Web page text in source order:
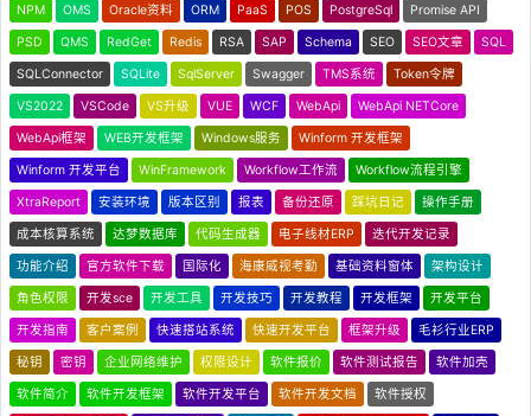
NPM OMS Oracle资料 ORM PaaS POS PostgreSql Promise API
PSD QMS RedGet Redis RSA SAP Schema SEO SEO文章 SQL
SQLConnector SQLite SqlServer Swagger TMS系统 Token令牌
VS2022 VSCode VS升级 VUE WCF WebApi WebApi NETCore
WebApi框架 WEB开发框架 Windows服务 Winform 开发框架
Winform 开发平台 WinFramework Workflow工作流 Workflow流程引擎
XtraReport 安装环境 版本区别 报表 备份还原 踩坑日记 操作手册
成本核算系统 达梦数据库 代码生成器 电子线材ERP 迭代开发记录
功能介绍 官方软件下载 国际化 海康威视考勤 基础资料窗体 架构设计
角色权限 开发sce 开发工具 开发技巧 开发教程 开发框架 开发平台
开发指南 客户案例 快速搭站系统 快速开发平台 框架升级 毛衫行业ERP
秘钥 密钥 企业网络维护 权限设计 软件报价 软件测试报告 软件加壳
软件简介 软件开发框架 软件开发平台 软件开发文档 软件授权